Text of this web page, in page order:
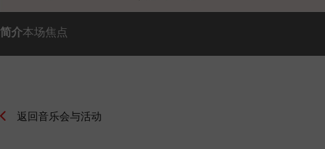
简介本场焦点
返回音乐会与活动